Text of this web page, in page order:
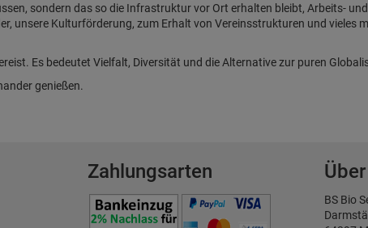
sondern das so die Infrastruktur vor Ort erhalten bleibt, Arbeits-
unsere Kulturförderung, zum Erhalt von Vereinsstrukturen und vieles
Es bedeutet Vielfalt, Diversität und die Alternative zur puren
genießen.
Zahlungsarten
BS Bio